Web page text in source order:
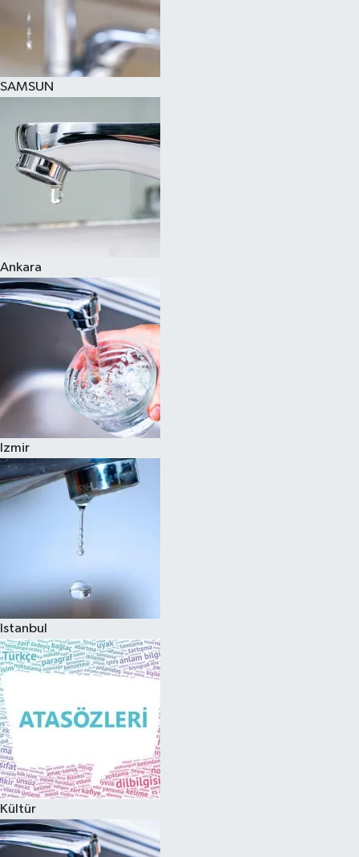
SAMSUN
Ankara
Izmir
Istanbul
Kültür